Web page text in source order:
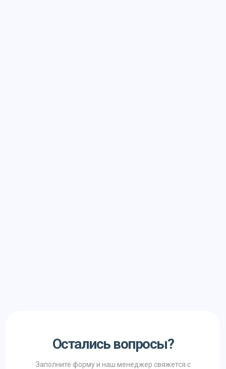
Остались вопросы?
Заполните форму и наш менеджер свяжется с